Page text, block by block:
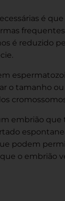
é
é reduzido
o tamanho
embrião que
podem
o embrião